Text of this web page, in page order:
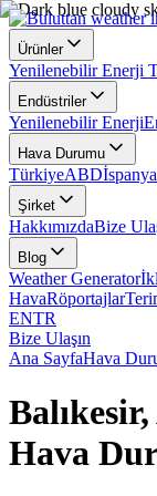
Ürünler
Yenilenebilir Enerji
Endüstriler
Yenilenebilir Enerji
Hava Durumu
TürkiyeABDİspanya
Şirket
HakkımızdaBize
Blog
Weather Generator
HavaRöportajlar
ENTR
Bize Ulaşın
Ana SayfaHava
Hava